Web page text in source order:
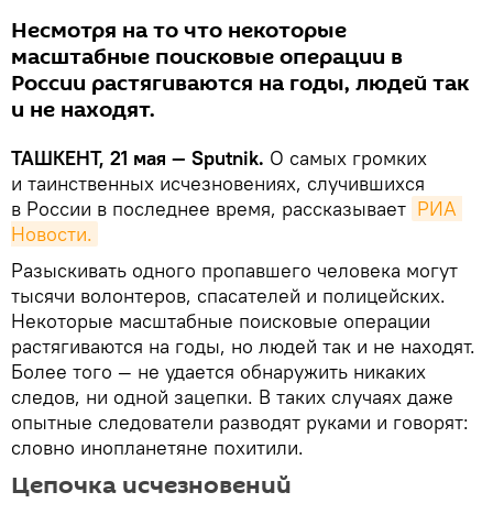
Несмотря на то что некоторые
масштабные поисковые операции в
России растягиваются на годы, людей так
и не находят.
ТАШКЕНТ, 21 мая — Sputnik. О самых громких
и таинственных исчезновениях, случившихся
в России в последнее время, рассказывает РИА
Новости.
Разыскивать одного пропавшего человека могут
тысячи волонтеров, спасателей и полицейских.
Некоторые масштабные поисковые операции
растягиваются на годы, но людей так и не находят.
Более того — не удается обнаружить никаких
следов, ни одной зацепки. В таких случаях даже
опытные следователи разводят руками и говорят:
словно инопланетяне похитили.
Цепочка исчезновений